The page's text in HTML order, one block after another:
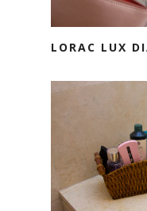
LORAC LUX